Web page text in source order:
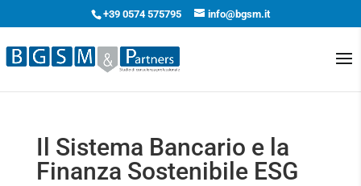
+39 0574 575795 info@bgsm.it
Il Sistema Bancario e la
Finanza Sostenibile ESG